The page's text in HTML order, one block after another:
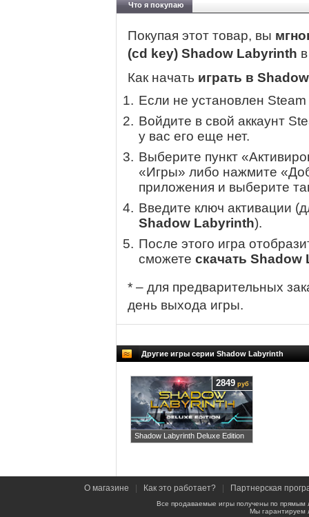
Что я покупаю
Покупая этот товар, вы
(cd key) Shadow Labyrinth
Как начать играть в
Если не установлен
Войдите в свой аккаунт
у вас его еще нет.
Выберите пункт
«Игры» либо нажмите
приложения и выберите
Введите ключ активации
Shadow Labyrinth).
После этого игра
сможете скачать Shadow
* – для предварительных
день выхода игры.
Другие игры серии Shadow Labyrinth
Shadow Labyrinth Deluxe Edition
2849 руб
О магазине Как это работает? Партнерская
Все продаваемые игры получены по
Мы гарантируем